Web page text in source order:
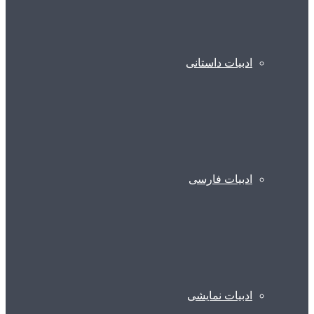
ادبیات داستانی
ادبیات فارسی
ادبیات نمایشی